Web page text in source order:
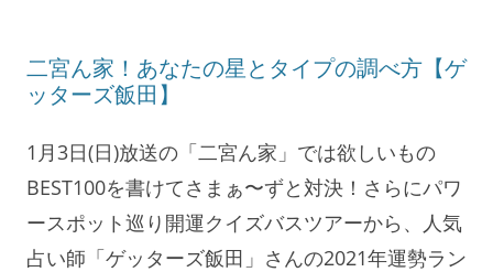
二宮ん家！あなたの星とタイプの調べ方【ゲ
ッターズ飯田】
1月3日(日)放送の「二宮ん家」では欲しいもの
BEST100を書けてさまぁ〜ずと対決！さらにパワ
ースポット巡り開運クイズバスツアーから、人気
占い師「ゲッターズ飯田」さんの2021年運勢ラン